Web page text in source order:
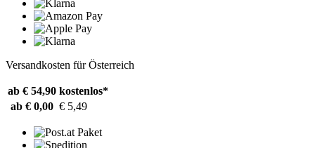
Versandkosten für Österreich
ab € 54,90 kostenlos*
ab € 0,00 € 5,49